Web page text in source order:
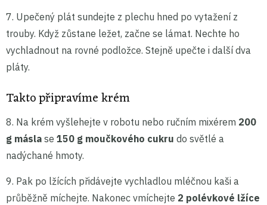
7. Upečený plát sundejte z plechu hned po vytažení z
trouby. Když zůstane ležet, začne se lámat. Nechte ho
vychladnout na rovné podložce. Stejně upečte i další dva
pláty.
Takto připravíme krém
8. Na krém vyšlehejte v robotu nebo ručním mixérem 200
g másla se 150 g moučkového cukru do světlé a
nadýchané hmoty.
9. Pak po lžících přidávejte vychladlou mléčnou kaši a
průběžně míchejte. Nakonec vmíchejte 2 polévkové lžíce